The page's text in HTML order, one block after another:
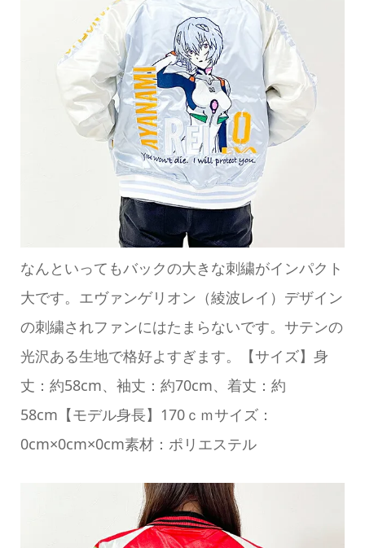
なんといってもバックの大きな刺繍がインパクト
大です。エヴァンゲリオン（綾波レイ）デザイン
の刺繍されファンにはたまらないです。サテンの
光沢ある生地で格好よすぎます。【サイズ】身
丈：約58cm、袖丈：約70cm、着丈：約
58cm【モデル身長】170ｃｍサイズ：
0cm×0cm×0cm素材：ポリエステル